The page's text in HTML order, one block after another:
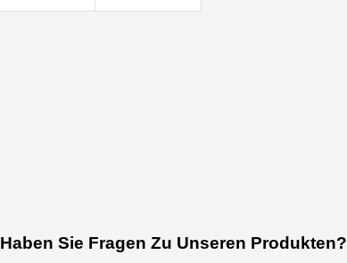
Haben Sie Fragen Zu Unseren Produkten?